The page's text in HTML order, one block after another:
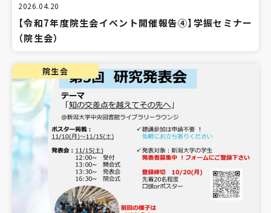
2026.04.20
【令和7年度院生会イベント開催報告④】学振セミナー
（院生会）
院生会